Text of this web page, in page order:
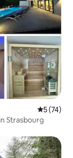
5 (74)
Strasbourg